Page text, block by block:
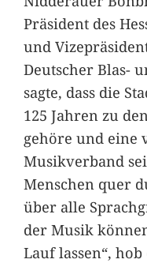
Präsident des
und
Deutscher Blas-
sagte, dass die
125 Jahren zu
gehöre und eine
Musikverband
Menschen quer
über alle
der Musik
Lauf lassen“,